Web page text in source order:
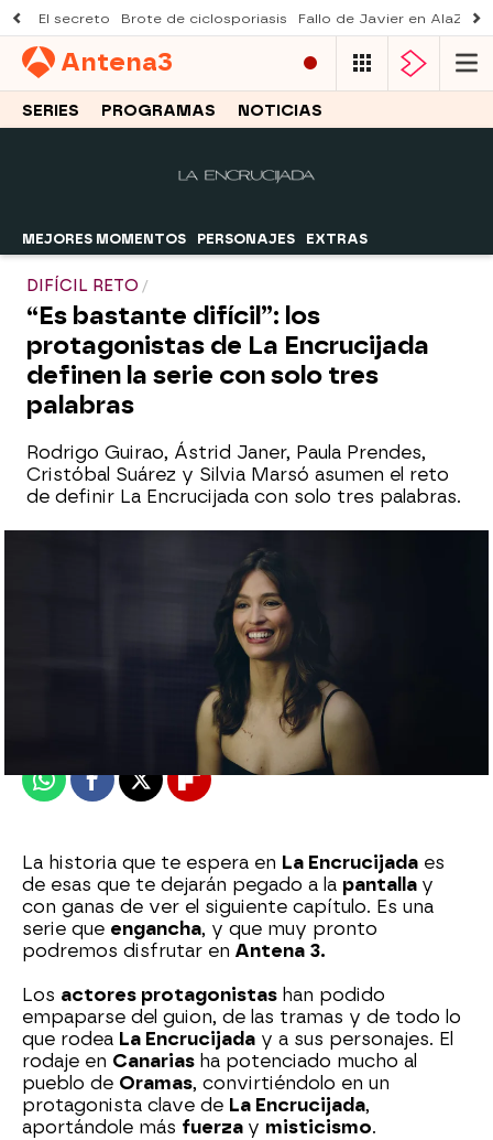
El secreto Brote de ciclosporiasis Fallo de Javier en AlaZ
Antena3
SERIES PROGRAMAS NOTICIAS
MEJORES MOMENTOS PERSONAJES EXTRAS
DIFÍCIL RETO
“Es bastante difícil”: los
protagonistas de La Encrucijada
definen la serie con solo tres
palabras
Rodrigo Guirao, Ástrid Janer, Paula Prendes,
Cristóbal Suárez y Silvia Marsó asumen el reto
de definir La Encrucijada con solo tres palabras.
27 de junio de 2025, 16:00
WhatsappFacebook
X Flipboard
La historia que te espera en La Encrucijada es
de esas que te dejarán pegado a la pantalla y
con ganas de ver el siguiente capítulo. Es una
serie que engancha, y que muy pronto
podremos disfrutar en Antena 3.
Los actores protagonistas han podido
empaparse del guion, de las tramas y de todo lo
que rodea La Encrucijada y a sus personajes. El
rodaje en Canarias ha potenciado mucho al
pueblo de Oramas, convirtiéndolo en un
protagonista clave de La Encrucijada,
aportándole más fuerza y misticismo.